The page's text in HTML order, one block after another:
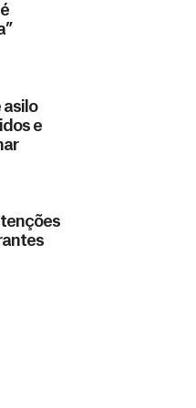
asilo
e